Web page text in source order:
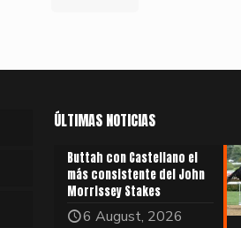
ÚLTIMAS NOTICIAS
Buttah con Castellano el
más consistente del John
Morrissey Stakes
6 August, 2026